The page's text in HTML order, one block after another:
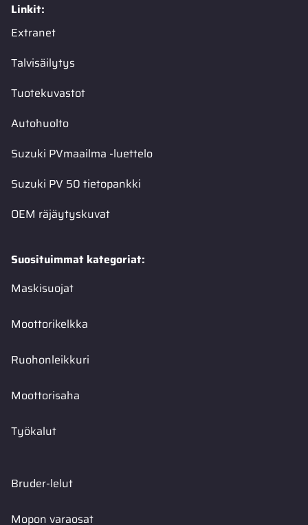
Linkit:
Extranet
Talvisäilytys
Tuotekuvastot
Autohuolto
Suzuki PVmaailma -luettelo
Suzuki PV 50 tietopankki
OEM räjäytyskuvat
Suosituimmat kategoriat:
Maskisuojat
Moottorikelkka
Ruohonleikkuri
Moottorisaha
Työkalut
Bruder-lelut
Mopon varaosat